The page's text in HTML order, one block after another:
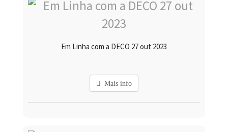
Em Linha com a DECO 27 out 2023
Mais info